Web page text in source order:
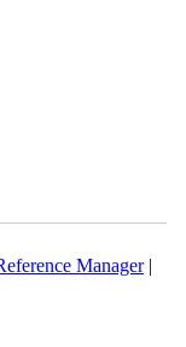
Reference Manager